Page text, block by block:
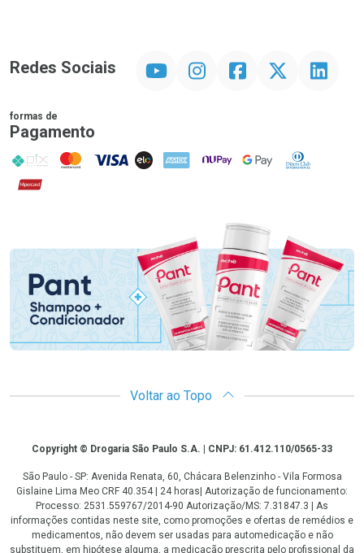
Redes Sociais InstagramFacebookTwitter Linkedin
formas de
Pagamento
PIX MasterCard
VISA ELO AMEX NuPay Google PayDiners Club
Hipercard
Promoção em Destaque
Voltar ao Topo
CopyrightCopyright © Drogaria São Paulo S.A. | CNPJ: 61.412.110/0565-33
São Paulo - SP: Avenida Renata, 60, Chácara Belenzinho - Vila Formosa
Gislaine Lima Meo CRF 40.354 | 24 horas| Autorização de funcionamento:
Processo: 2531.559767/2014-90 Autorização/MS: 7.31847.3 | As
informações contidas neste site, como promoções e ofertas de remédios e
medicamentos, não devem ser usadas para automedicação e não
substituem, em hipótese alguma, a medicação prescrita pelo profissional da